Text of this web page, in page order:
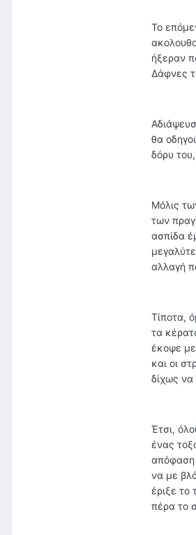
Το
ήξεραν
Δάφνες
θα
δόρυ
Μόλις
των
ασπίδα
αλλαγή
Τίποτα,
τα
έκοψε με
και οι
δίχως να
Έτσι,
ένας
απόφαση
να με
έριξε το
πέρα το